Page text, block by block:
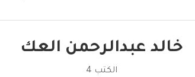
خالد عبدالرحمن العك
الكتب 4